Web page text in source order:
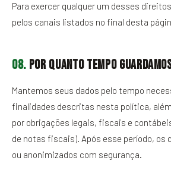
Para exercer qualquer um desses
pelos canais listados no final desta
08.Por quanto tempo
Mantemos seus dados pelo tempo
finalidades descritas nesta política,
por obrigações legais, fiscais e
de notas fiscais). Após esse período, os
ou anonimizados com segurança.